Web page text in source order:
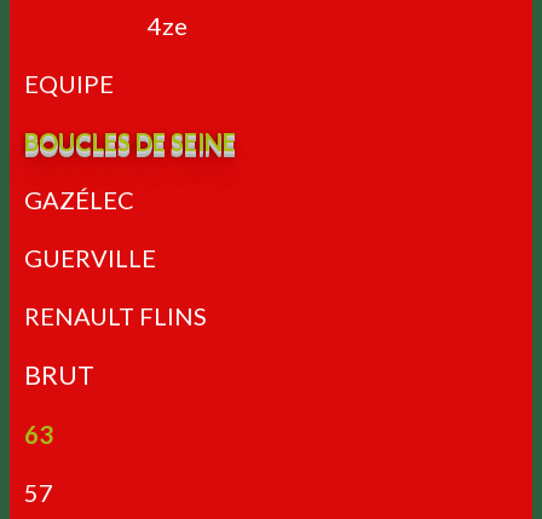
4ze
EQUIPE
BOUCLES DE SEINE
GAZÉLEC
GUERVILLE
RENAULT FLINS
BRUT
63
57